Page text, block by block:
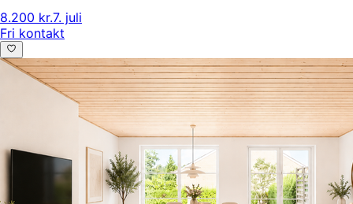
8.200 kr.7. juli
Fri kontakt